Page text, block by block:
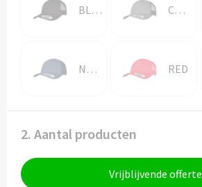
BLACK CHARCOAL
NAVY RED
2. Aantal producten
Vrijblijvende offerte